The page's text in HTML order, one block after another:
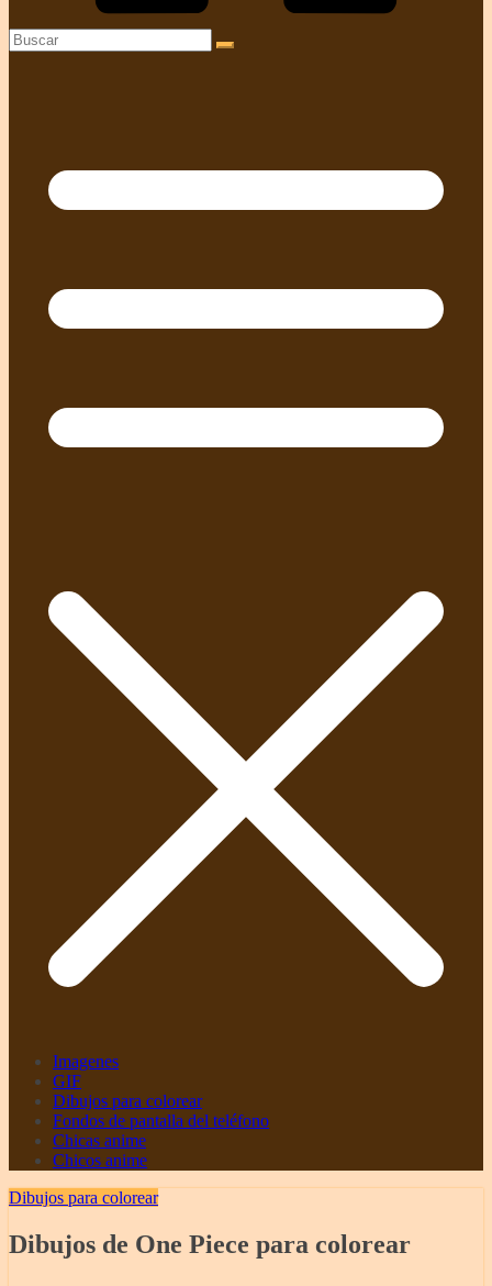
Imagenes
GIF
Dibujos para colorear
Fondos de pantalla del teléfono
Chicas anime
Chicos anime
Dibujos para colorear
Dibujos de One Piece para colorear